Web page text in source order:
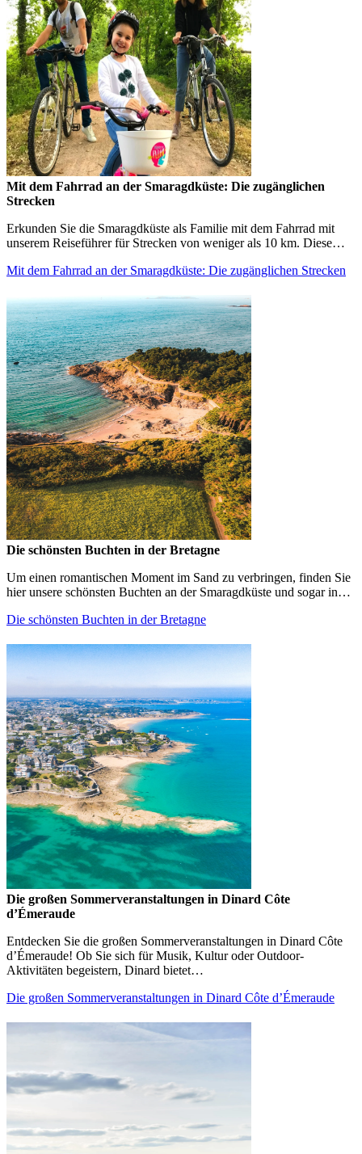
Mit dem Fahrrad an der Smaragdküste: Die zugänglichen
Strecken
Erkunden Sie die Smaragdküste als Familie mit dem Fahrrad mit
unserem Reiseführer für Strecken von weniger als 10 km. Diese…
Mit dem Fahrrad an der Smaragdküste: Die zugänglichen Strecken
Die schönsten Buchten in der Bretagne
Um einen romantischen Moment im Sand zu verbringen, finden Sie
hier unsere schönsten Buchten an der Smaragdküste und sogar in…
Die schönsten Buchten in der Bretagne
Die großen Sommerveranstaltungen in Dinard Côte
d’Émeraude
Entdecken Sie die großen Sommerveranstaltungen in Dinard Côte
d’Émeraude! Ob Sie sich für Musik, Kultur oder Outdoor-
Aktivitäten begeistern, Dinard bietet…
Die großen Sommerveranstaltungen in Dinard Côte d’Émeraude